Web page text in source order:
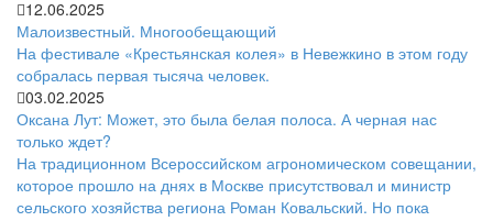
12.06.2025
Малоизвестный. Многообещающий
На фестивале «Крестьянская колея» в Невежкино в этом году
собралась первая тысяча человек.
03.02.2025
Оксана Лут: Может, это была белая полоса. А черная нас
только ждет?
На традиционном Всероссийском агрономическом совещании,
которое прошло на днях в Москве присутствовал и министр
сельского хозяйства региона Роман Ковальский. Но пока